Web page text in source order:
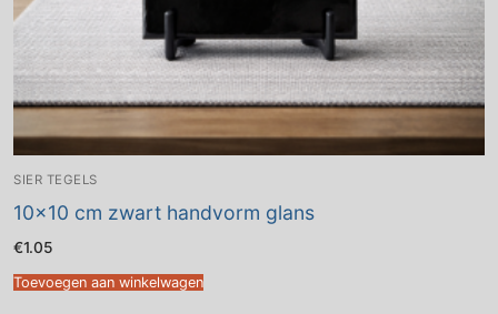
SIER TEGELS
10×10 cm zwart handvorm glans
€1.05
Toevoegen aan winkelwagen